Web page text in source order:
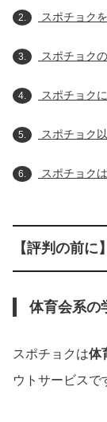
2. スポチョク
3. スポチョク
4. スポチョク
5. スポチョク
6. スポチョク
【評判の前
体育会系の
スポチョクは体
ウトサービスで